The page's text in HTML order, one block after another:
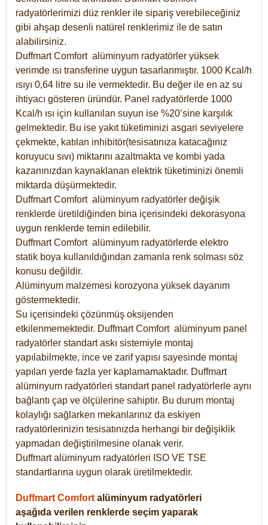
radyatörlerimizi düz renkler ile sipariş verebileceğiniz
gibi ahşap desenli natürel renklerimiz ile de satın
alabilirsiniz.
Duffmart Comfort alüminyum radyatörler yüksek
verimde ısı transferine uygun tasarlanmıştır. 1000 Kcal/h
ısıyı 0,64 litre su ile vermektedir. Bu değer ile en az su
ihtiyacı gösteren üründür. Panel radyatörlerde 1000
Kcal/h ısı için kullanılan suyun ise %20’sine karşılık
gelmektedir. Bu ise yakıt tüketiminizi asgari seviyelere
çekmekte, katılan inhibitör(tesisatınıza katacağınız
koruyucu sıvı) miktarını azaltmakta ve kombi yada
kazanınızdan kaynaklanan elektrik tüketiminizi önemli
miktarda düşürmektedir.
Duffmart Comfort alüminyum radyatörler değişik
renklerde üretildiğinden bina içerisindeki dekorasyona
uygun renklerde temin edilebilir.
DuffmartComfort alüminyum radyatörlerde elektro
statik boya kullanıldığından zamanla renk solması söz
konusu değildir.
Alüminyum malzemesi korozyona yüksek dayanım
göstermektedir.
Su içerisindeki çözünmüş oksijenden
etkilenmemektedir. DuffmartComfort alüminyum panel
radyatörler standart askı sistemiyle montaj
yapılabilmekte, ince ve zarif yapısı sayesinde montaj
yapılan yerde fazla yer kaplamamaktadır. Duffmart
alüminyum radyatörleri standart panel radyatörlerle aynı
bağlantı çap ve ölçülerine sahiptir. Bu durum montaj
kolaylığı sağlarken mekanlarınız da eskiyen
radyatörlerinizin tesisatınızda herhangi bir değişiklik
yapmadan değiştirilmesine olanak verir.
Duffmart alüminyum radyatörleri ISO VE TSE
standartlarına uygun olarak üretilmektedir.
Duffmart Comfort alüminyum radyatörleri
aşağıda verilen renklerde seçim yaparak